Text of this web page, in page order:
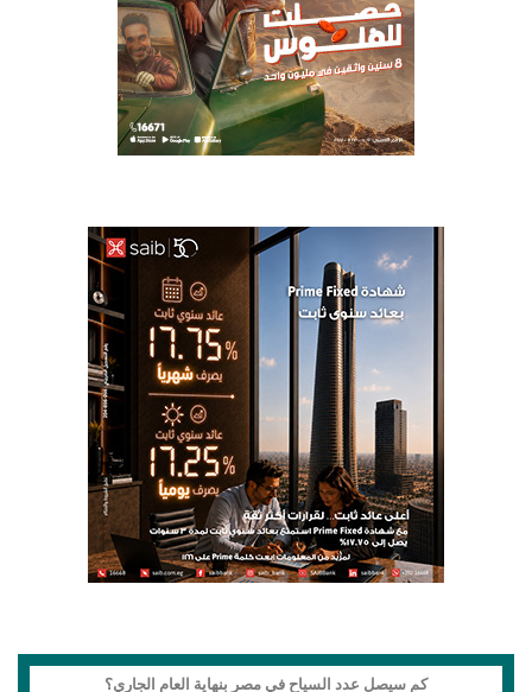
كم سيصل عدد السياح في مصر بنهاية العام الجاري؟